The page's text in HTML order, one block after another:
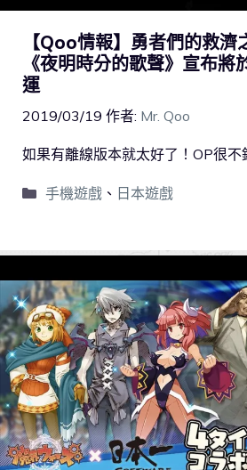
【Qoo情報】勇者們的救
《夜明時分的歌聲》宣布將
運
2019/03/19 作者: Mr. Qoo
如果有離線版本就太好了！OP很不
手機遊戲、 日本遊戲